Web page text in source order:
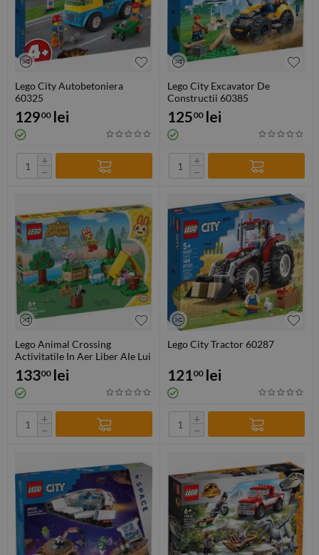
Lego City Autobetoniera
60325
12900 lei
+
−
Lego City Excavator De
Constructii 60385
12500 lei
+
−
Lego Animal Crossing
Activitatile In Aer Liber Ale Lui
Bunnie 77047
13300 lei
+
−
Lego City Tractor 60287
12100 lei
+
−